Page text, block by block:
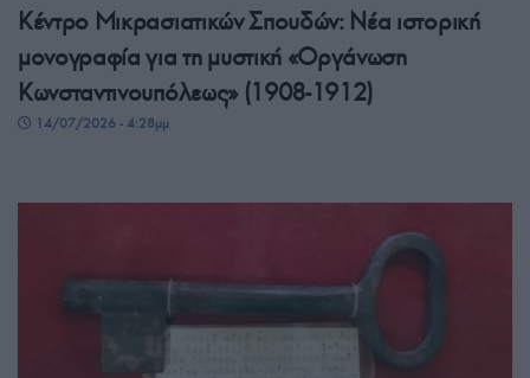
Κέντρο Μικρασιατικών Σπουδών: Νέα ιστορική
μονογραφία για τη μυστική «Οργάνωση
Κωνσταντινουπόλεως» (1908-1912)
14/07/2026 - 4:28μμ